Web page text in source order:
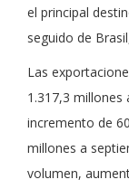
el principal
seguido de
Las
1.317,3 millones
incremento de
millones a
volumen,